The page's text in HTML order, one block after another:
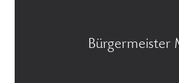
Bürgermeister